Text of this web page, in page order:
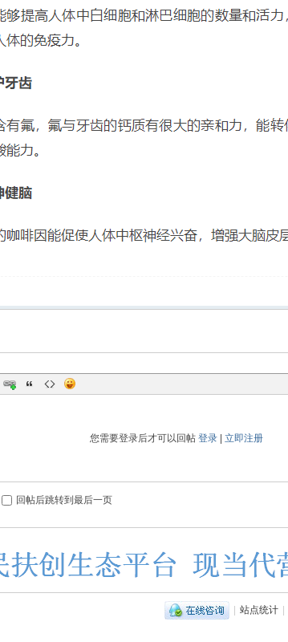
您需要登录后才可以回帖 登录| 立即注册
回帖后跳转到最后一页
| 站点统计 |